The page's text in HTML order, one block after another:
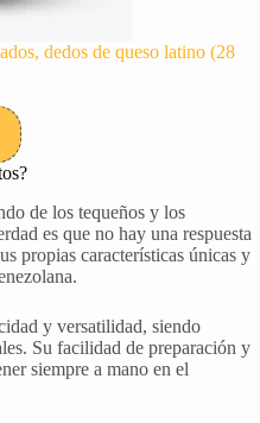
dedos de queso latino (28
de los tequeños y los
es que no hay una respuesta
propias características únicas y
y versatilidad, siendo
Su facilidad de preparación y
siempre a mano en el